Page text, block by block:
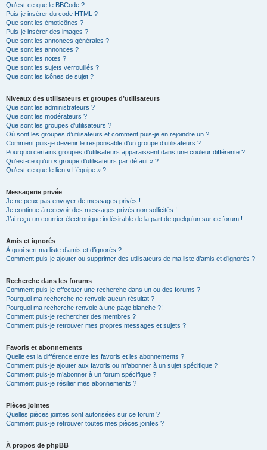
Qu’est-ce que le BBCode ?
Puis-je insérer du code HTML ?
Que sont les émoticônes ?
Puis-je insérer des images ?
Que sont les annonces générales ?
Que sont les annonces ?
Que sont les notes ?
Que sont les sujets verrouillés ?
Que sont les icônes de sujet ?
Niveaux des utilisateurs et groupes d’utilisateurs
Que sont les administrateurs ?
Que sont les modérateurs ?
Que sont les groupes d’utilisateurs ?
Où sont les groupes d’utilisateurs et comment puis-je en rejoindre un ?
Comment puis-je devenir le responsable d’un groupe d’utilisateurs ?
Pourquoi certains groupes d’utilisateurs apparaissent dans une couleur différente ?
Qu’est-ce qu’un « groupe d’utilisateurs par défaut » ?
Qu’est-ce que le lien « L’équipe » ?
Messagerie privée
Je ne peux pas envoyer de messages privés !
Je continue à recevoir des messages privés non sollicités !
J’ai reçu un courrier électronique indésirable de la part de quelqu’un sur ce forum !
Amis et ignorés
À quoi sert ma liste d’amis et d’ignorés ?
Comment puis-je ajouter ou supprimer des utilisateurs de ma liste d’amis et d’ignorés ?
Recherche dans les forums
Comment puis-je effectuer une recherche dans un ou des forums ?
Pourquoi ma recherche ne renvoie aucun résultat ?
Pourquoi ma recherche renvoie à une page blanche ?!
Comment puis-je rechercher des membres ?
Comment puis-je retrouver mes propres messages et sujets ?
Favoris et abonnements
Quelle est la différence entre les favoris et les abonnements ?
Comment puis-je ajouter aux favoris ou m’abonner à un sujet spécifique ?
Comment puis-je m’abonner à un forum spécifique ?
Comment puis-je résilier mes abonnements ?
Pièces jointes
Quelles pièces jointes sont autorisées sur ce forum ?
Comment puis-je retrouver toutes mes pièces jointes ?
À propos de phpBB